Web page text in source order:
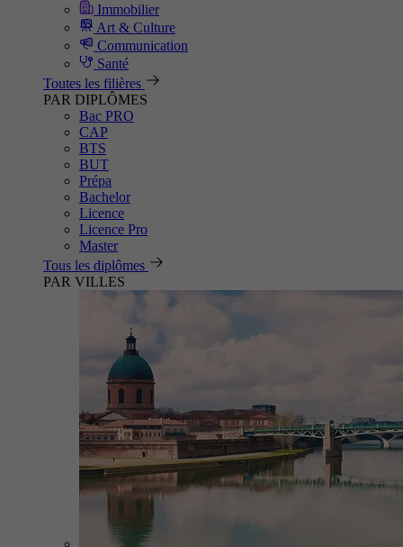
Immobilier
Art & Culture
Communication
Santé
Toutes les filières
PAR DIPLÔMES
Bac PRO
CAP
BTS
BUT
Prépa
Bachelor
Licence
Licence Pro
Master
Tous les diplômes
PAR VILLES